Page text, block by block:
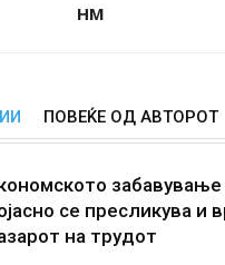
НМ
ПОВЕЌЕ ОД АВТОРОТ
забавување
се пресликува и
на трудот